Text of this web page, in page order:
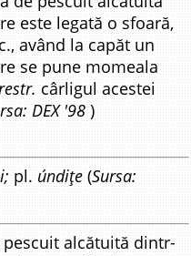
este legată o sfoară,
având la capăt un
se pune momeala
cârligul acestei
DEX '98 )
pl. úndițe (Sursa:
pescuit alcătuită dintr-